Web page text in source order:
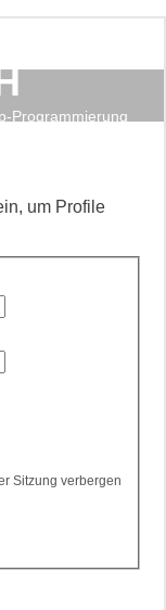
Programmierung
um Profile
Sitzung verbergen